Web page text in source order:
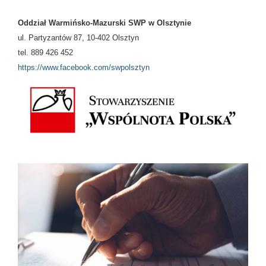
Oddział Warmińsko-Mazurski SWP w Olsztynie
ul. Partyzantów 87, 10-402 Olsztyn
tel. 889 426 452
https://www.facebook.com/swpolsztyn